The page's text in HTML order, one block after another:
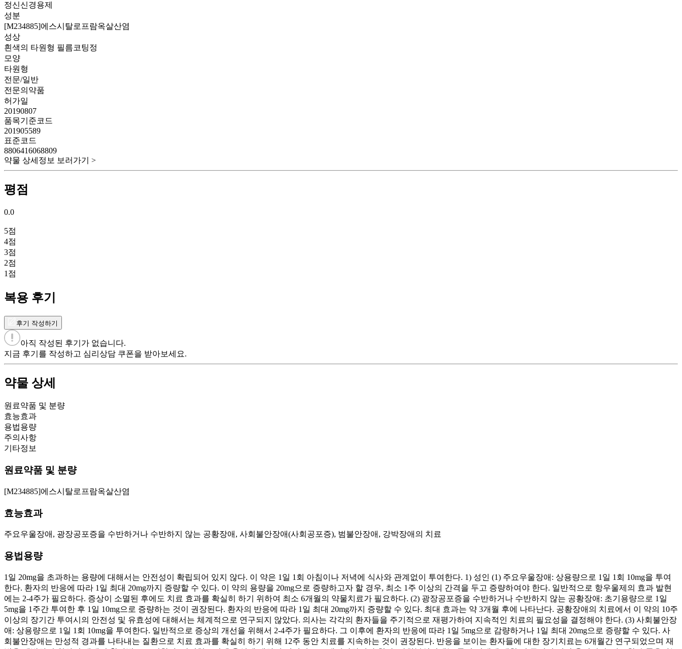
정신신경용제
성분
[M234885]에스시탈로프람옥살산염
성상
흰색의 타원형 필름코팅정
모양
타원형
전문/일반
전문의약품
허가일
20190807
품목기준코드
201905589
표준코드
8806416068809
약물 상세정보 보러가기 >
평점
0.0
5점
4점
3점
2점
1 점
복용 후기
후기 작성하기
아직 작성된 후기가 없습니다.
지금 후기를 작성하고 심리상담 쿠폰을 받아보세요.
약물 상세
원료약품 및 분량
효능효과
용법용량
주의사항
기타정보
원료약품 및 분량
[M234885]에스시탈로프람옥살산염
효능효과
주요우울장애, 광장공포증을 수반하거나 수반하지 않는 공황장애, 사회불안장애(사회공포증), 범불안장애, 강박장애의 치료
용법용량
1일 20mg을 초과하는 용량에 대해서는 안전성이 확립되어 있지 않다. 이 약은 1일 1회 아침이나 저녁에 식사와 관계없이 투여한다. 1) 성인 (1) 주요우울장애: 상용량으로 1일 1회 10mg을 투여
한다. 환자의 반응에 따라 1일 최대 20mg까지 증량할 수 있다. 이 약의 용량을 20mg으로 증량하고자 할 경우, 최소 1주 이상의 간격을 두고 증량하여야 한다. 일반적으로 항우울제의 효과 발현
에는 2-4주가 필요하다. 증상이 소멸된 후에도 치료 효과를 확실히 하기 위하여 최소 6개월의 약물치료가 필요하다. (2) 광장공포증을 수반하거나 수반하지 않는 공황장애: 초기용량으로 1일
5mg을 1주간 투여한 후 1일 10mg으로 증량하는 것이 권장된다. 환자의 반응에 따라 1일 최대 20mg까지 증량할 수 있다. 최대 효과는 약 3개월 후에 나타난다. 공황장애의 치료에서 이 약의 10주
이상의 장기간 투여시의 안전성 및 유효성에 대해서는 체계적으로 연구되지 않았다. 의사는 각각의 환자들을 주기적으로 재평가하여 지속적인 치료의 필요성을 결정해야 한다. (3) 사회불안장
애: 상용량으로 1일 1회 10mg을 투여한다. 일반적으로 증상의 개선을 위해서 2-4주가 필요하다. 그 이후에 환자의 반응에 따라 1일 5mg으로 감량하거나 1일 최대 20mg으로 증량할 수 있다. 사
회불안장애는 만성적 경과를 나타내는 질환으로 치료 효과를 확실히 하기 위해 12주 동안 치료를 지속하는 것이 권장된다. 반응을 보이는 환자들에 대한 장기치료는 6개월간 연구되었으며 재